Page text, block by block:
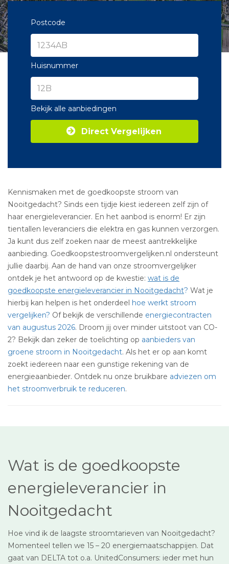
Postcode
Huisnummer
Bekijk alle aanbiedingen
Direct Vergelijken
Kennismaken met de goedkoopste stroom van
Nooitgedacht? Sinds een tijdje kiest iedereen zelf zijn of
haar energieleverancier. En het aanbod is enorm! Er zijn
tientallen leveranciers die elektra en gas kunnen verzorgen.
Ja kunt dus zelf zoeken naar de meest aantrekkelijke
aanbieding. Goedkoopstestroomvergelijken.nl ondersteunt
jullie daarbij. Aan de hand van onze stroomvergelijker
ontdek je het antwoord op de kwestie: wat is de
goedkoopste energieleverancier in Nooitgedacht? Wat je
hierbij kan helpen is het onderdeel hoe werkt stroom
vergelijken? Of bekijk de verschillende energiecontracten
van augustus 2026. Droom jij over minder uitstoot van CO-
2? Bekijk dan zeker de toelichting op aanbieders van
groene stroom in Nooitgedacht. Als het er op aan komt
zoekt iedereen naar een gunstige rekening van de
energieaanbieder. Ontdek nu onze bruikbare adviezen om
het stroomverbruik te reduceren.
Wat is de goedkoopste
energieleverancier in
Nooitgedacht
Hoe vind ik de laagste stroomtarieven van Nooitgedacht?
Momenteel tellen we 15 – 20 energiemaatschappijen. Dat
gaat van DELTA tot o.a. UnitedConsumers: ieder met hun